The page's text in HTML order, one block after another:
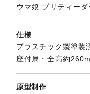
ウマ娘 プリティーダ
仕様
プラスチック製塗装
座付属・全高約
原型制作